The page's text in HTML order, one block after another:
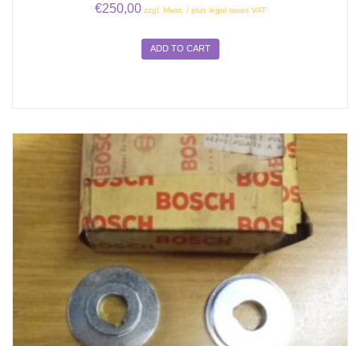
€250,00 zzgl. Mwst. / plus legal taxes VAT
ADD TO CART